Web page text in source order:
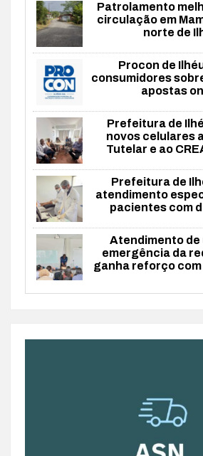
Patrolamento
circulação em
norte de
Procon de
consumidores
apostas
Prefeitura de
novos celulares
Tutelar e ao
Prefeitura de
atendimento
pacientes com
Atendimento de
emergência da
ganha reforço